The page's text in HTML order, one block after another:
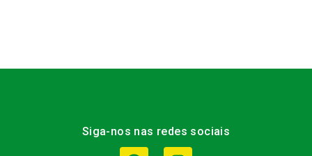
Siga-nos nas redes sociais